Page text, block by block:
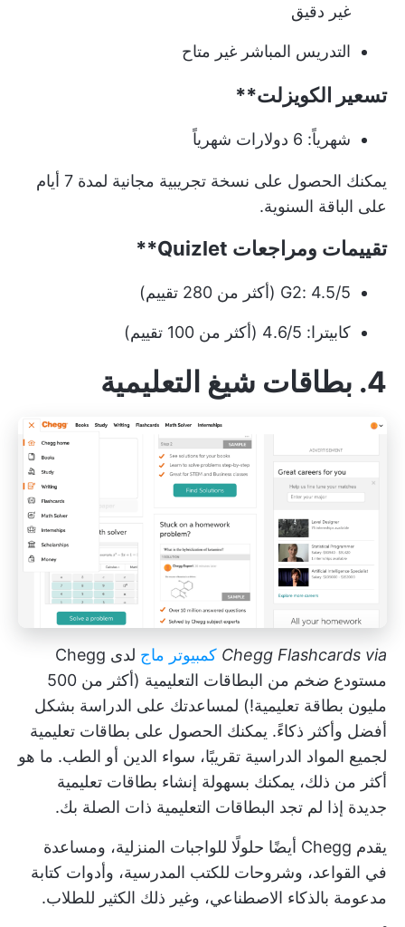
غير دقيق
التدريس المباشر غير متاح
تسعير الكويزلت**
شهرياً: 6 دولارات شهرياً
يمكنك الحصول على نسخة تجريبية مجانية لمدة 7 أيام
على الباقة السنوية.
تقييمات ومراجعات Quizlet**
G2: 4.5/5 (أكثر من 280 تقييم)
كابيترا: 4.6/5 (أكثر من 100 تقييم)
4. بطاقات شيغ التعليمية
Chegg Flashcards via كمبيوتر ماج
لدى Chegg
مستودع ضخم من البطاقات التعليمية (أكثر من 500
مليون بطاقة تعليمية!) لمساعدتك على الدراسة بشكل
أفضل وأكثر ذكاءً. يمكنك الحصول على بطاقات تعليمية
لجميع المواد الدراسية تقريبًا، سواء الدين أو الطب. ما هو
أكثر من ذلك، يمكنك بسهولة إنشاء بطاقات تعليمية
جديدة إذا لم تجد البطاقات التعليمية ذات الصلة بك.
يقدم Chegg أيضًا حلولًا للواجبات المنزلية، ومساعدة
في القواعد، وشروحات للكتب المدرسية، وأدوات كتابة
مدعومة بالذكاء الاصطناعي، وغير ذلك الكثير للطلاب.